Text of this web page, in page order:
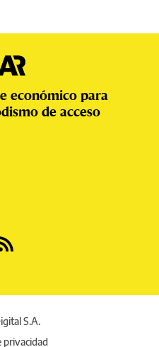
económico para
de acceso
S.A.
privacidad